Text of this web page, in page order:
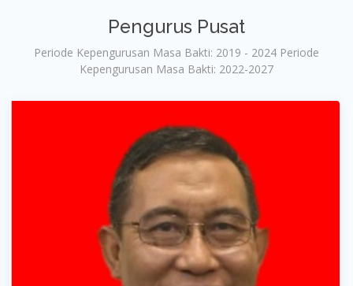
Pengurus Pusat
Periode Kepengurusan Masa Bakti: 2019 - 2024 Periode
Kepengurusan Masa Bakti: 2022-2027